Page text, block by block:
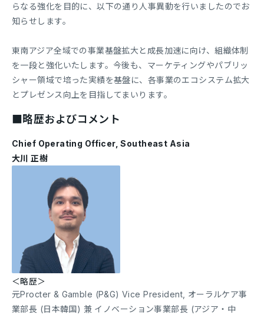
らなる強化を目的に、以下の通り人事異動を行いましたのでお
知らせします。
東南アジア全域での事業基盤拡大と成長加速に向け、組織体制
を一段と強化いたします。今後も、マーケティングやパブリッ
シャー領域で培った実績を基盤に、各事業のエコシステム拡大
とプレゼンス向上を目指してまいります。
■略歴およびコメント
Chief Operating Officer, Southeast Asia
大川 正樹
＜略歴＞
元Procter & Gamble (P&G) Vice President, オーラルケア事
業部長 (日本韓国) 兼 イノベーション事業部長 (アジア・中